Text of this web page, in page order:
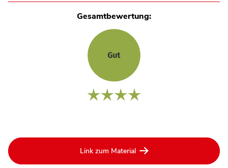
Gesamtbewertung:
Link zum Material